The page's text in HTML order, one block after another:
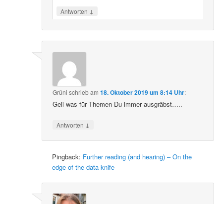
Antworten ↓
Grüni schriebam18. Oktober 2019 um 8:14 Uhr:
Geil was für Themen Du immer ausgräbst…..
Antworten ↓
Pingback: Further reading (and hearing) – On the
edge of the data knife